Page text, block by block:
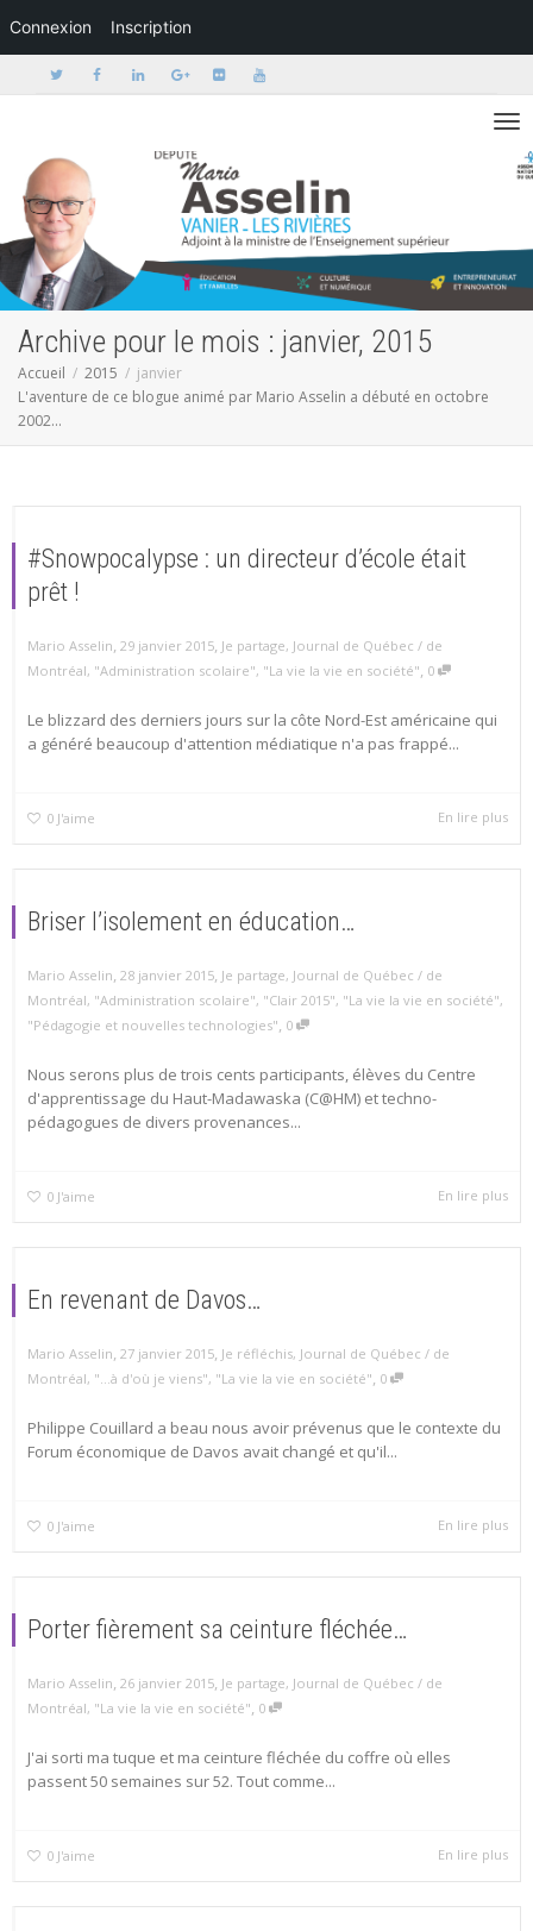
Connexion Inscription
Activer/
Archive pour le mois : janvier, 2015
Accueil 2015
janvier
L'aventure de ce blogue animé par Mario Asselin a débuté en octobre
2002...
#Snowpocalypse : un directeur d’école était
prêt !
Mario Asselin, 29 janvier 2015, Je partage, Journal de Québec / de
Montréal, "Administration scolaire", "La vie la vie en société", 0
Le blizzard des derniers jours sur la côte Nord-Est américaine qui
a généré beaucoup d'attention médiatique n'a pas frappé...
0 J'aime En lire plus
Briser l’isolement en éducation…
Mario Asselin, 28 janvier 2015, Je partage, Journal de Québec / de
Montréal, "Administration scolaire", "Clair 2015", "La vie la vie en société",
"Pédagogie et nouvelles technologies", 0
Nous serons plus de trois cents participants, élèves du Centre
d'apprentissage du Haut-Madawaska (C@HM) et techno-
pédagogues de divers provenances...
0 J'aime En lire plus
En revenant de Davos…
Mario Asselin, 27 janvier 2015, Je réfléchis, Journal de Québec / de
Montréal, "...à d'où je viens", "La vie la vie en société", 0
Philippe Couillard a beau nous avoir prévenus que le contexte du
Forum économique de Davos avait changé et qu'il...
0 J'aime En lire plus
Porter fièrement sa ceinture fléchée…
Mario Asselin, 26 janvier 2015, Je partage, Journal de Québec / de
Montréal, "La vie la vie en société", 0
J'ai sorti ma tuque et ma ceinture fléchée du coffre où elles
passent 50 semaines sur 52. Tout comme...
0 J'aime En lire plus